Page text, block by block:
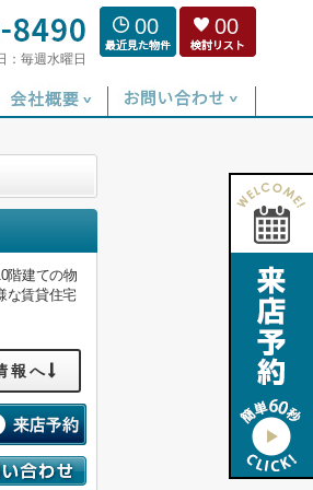
： 毎週水曜日
00 00
階建ての物
な賃貸住宅
報へ